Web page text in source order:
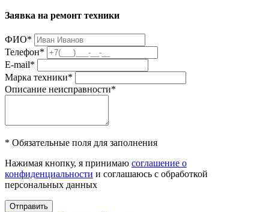
Заявка на ремонт техники
ФИО*
Телефон*
E-mail*
Марка техники*
Описание неисправности*
* Обязательные поля для заполнения
Нажимая кнопку, я принимаю соглашение о
конфиденциальности и соглашаюсь с обработкой
персональных данных
Отправить